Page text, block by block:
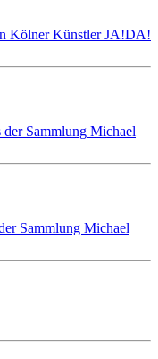
Kölner Künstler JA!DA!
Sammlung Michael
Sammlung Michael